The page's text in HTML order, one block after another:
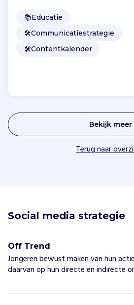
📚Educatie
🛠️Communicatiestrategie
🛠️Contentkalender
Bekijk meer
Terug naar
Social media strategie
Off Trend
Jongeren bewust maken van hun
daarvan op hun directe en indirecte